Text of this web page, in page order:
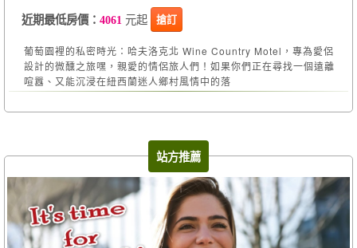
近期最低房價： 4061元起 搶訂
葡萄園裡的私密時光：哈夫洛克北 Wine Country Motel，專為愛侶
設計的微醺之旅嘿，親愛的情侶旅人們！如果你們正在尋找一個遠離
喧囂、又能沉浸在紐西蘭迷人鄉村風情中的落
站方推薦